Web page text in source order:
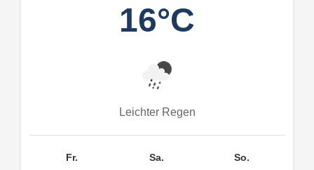
16°C
Leichter Regen
Fr. Sa. So.